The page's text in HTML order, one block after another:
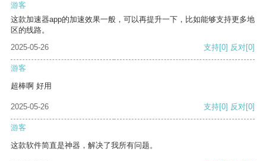
游客
这款加速器app的加速效果一般，可以再提升一下，比如能够支持更多地
区的线路。
2025-05-26
支持[0] 反对[0]
游客
超棒啊 好用
2025-05-26 支持[0] 反对[0]
游客
这款软件简直是神器，解决了我所有问题。